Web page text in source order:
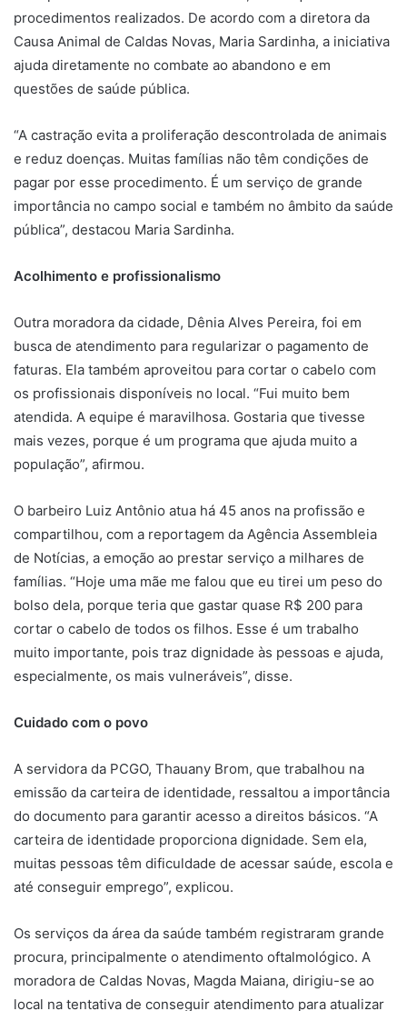
procedimentos realizados. De acordo com a diretora da
Causa Animal de Caldas Novas, Maria Sardinha, a iniciativa
ajuda diretamente no combate ao abandono e em
questões de saúde pública.
“A castração evita a proliferação descontrolada de animais
e reduz doenças. Muitas famílias não têm condições de
pagar por esse procedimento. É um serviço de grande
importância no campo social e também no âmbito da saúde
pública”, destacou Maria Sardinha.
Acolhimento e profissionalismo
Outra moradora da cidade, Dênia Alves Pereira, foi em
busca de atendimento para regularizar o pagamento de
faturas. Ela também aproveitou para cortar o cabelo com
os profissionais disponíveis no local. “Fui muito bem
atendida. A equipe é maravilhosa. Gostaria que tivesse
mais vezes, porque é um programa que ajuda muito a
população”, afirmou.
O barbeiro Luiz Antônio atua há 45 anos na profissão e
compartilhou, com a reportagem da Agência Assembleia
de Notícias, a emoção ao prestar serviço a milhares de
famílias. “Hoje uma mãe me falou que eu tirei um peso do
bolso dela, porque teria que gastar quase R$ 200 para
cortar o cabelo de todos os filhos. Esse é um trabalho
muito importante, pois traz dignidade às pessoas e ajuda,
especialmente, os mais vulneráveis”, disse.
Cuidado com o povo
A servidora da PCGO, Thauany Brom, que trabalhou na
emissão da carteira de identidade, ressaltou a importância
do documento para garantir acesso a direitos básicos. “A
carteira de identidade proporciona dignidade. Sem ela,
muitas pessoas têm dificuldade de acessar saúde, escola e
até conseguir emprego”, explicou.
Os serviços da área da saúde também registraram grande
procura, principalmente o atendimento oftalmológico. A
moradora de Caldas Novas, Magda Maiana, dirigiu-se ao
local na tentativa de conseguir atendimento para atualizar